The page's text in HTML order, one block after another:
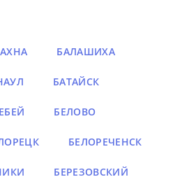
БАЛАШИХА
БАТАЙСК
БЕЛОВО
БЕЛОРЕЧЕНСК
БЕРЕЗОВСКИЙ